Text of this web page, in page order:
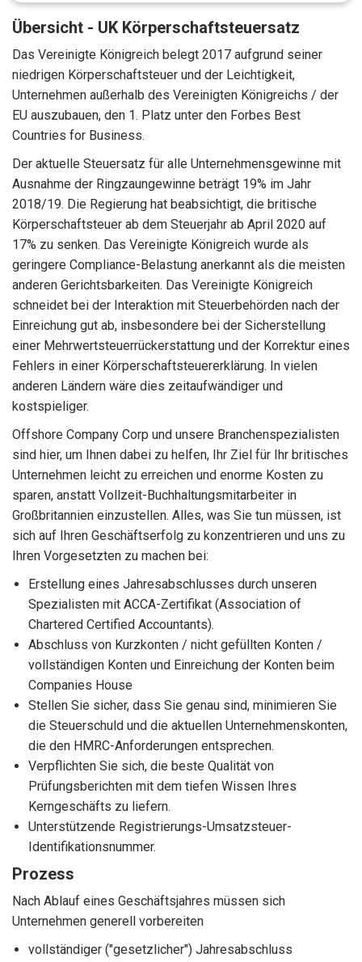
Übersicht - UK Körperschaftsteuersatz
Das Vereinigte Königreich belegt 2017 aufgrund seiner
niedrigen Körperschaftsteuer und der Leichtigkeit,
Unternehmen außerhalb des Vereinigten Königreichs / der
EU auszubauen, den 1. Platz unter den Forbes Best
Countries for Business.
Der aktuelle Steuersatz für alle Unternehmensgewinne mit
Ausnahme der Ringzaungewinne beträgt 19% im Jahr
2018/19. Die Regierung hat beabsichtigt, die britische
Körperschaftsteuer ab dem Steuerjahr ab April 2020 auf
17% zu senken. Das Vereinigte Königreich wurde als
geringere Compliance-Belastung anerkannt als die meisten
anderen Gerichtsbarkeiten. Das Vereinigte Königreich
schneidet bei der Interaktion mit Steuerbehörden nach der
Einreichung gut ab, insbesondere bei der Sicherstellung
einer Mehrwertsteuerrückerstattung und der Korrektur eines
Fehlers in einer Körperschaftsteuererklärung. In vielen
anderen Ländern wäre dies zeitaufwändiger und
kostspieliger.
Offshore Company Corp und unsere Branchenspezialisten
sind hier, um Ihnen dabei zu helfen, Ihr Ziel für Ihr britisches
Unternehmen leicht zu erreichen und enorme Kosten zu
sparen, anstatt Vollzeit-Buchhaltungsmitarbeiter in
Großbritannien einzustellen. Alles, was Sie tun müssen, ist
sich auf Ihren Geschäftserfolg zu konzentrieren und uns zu
Ihren Vorgesetzten zu machen bei:
Erstellung eines Jahresabschlusses durch unseren
Spezialisten mit ACCA-Zertifikat (Association of
Chartered Certified Accountants).
Abschluss von Kurzkonten / nicht gefüllten Konten /
vollständigen Konten und Einreichung der Konten beim
Companies House
Stellen Sie sicher, dass Sie genau sind, minimieren Sie
die Steuerschuld und die aktuellen Unternehmenskonten,
die den HMRC-Anforderungen entsprechen.
Verpflichten Sie sich, die beste Qualität von
Prüfungsberichten mit dem tiefen Wissen Ihres
Kerngeschäfts zu liefern.
Unterstützende Registrierungs-Umsatzsteuer-
Identifikationsnummer.
Prozess
Nach Ablauf eines Geschäftsjahres müssen sich
Unternehmen generell vorbereiten
vollständiger ("gesetzlicher") Jahresabschluss